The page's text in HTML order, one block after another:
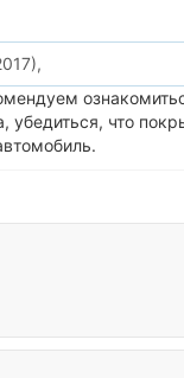
убедиться, что